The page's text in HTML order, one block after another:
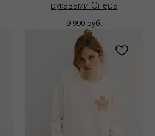
рукавами Опера
9 990 руб.